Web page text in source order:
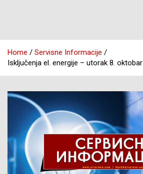
Home
Servisne Informacije
Isključenja el. energije – utorak 8. oktobar